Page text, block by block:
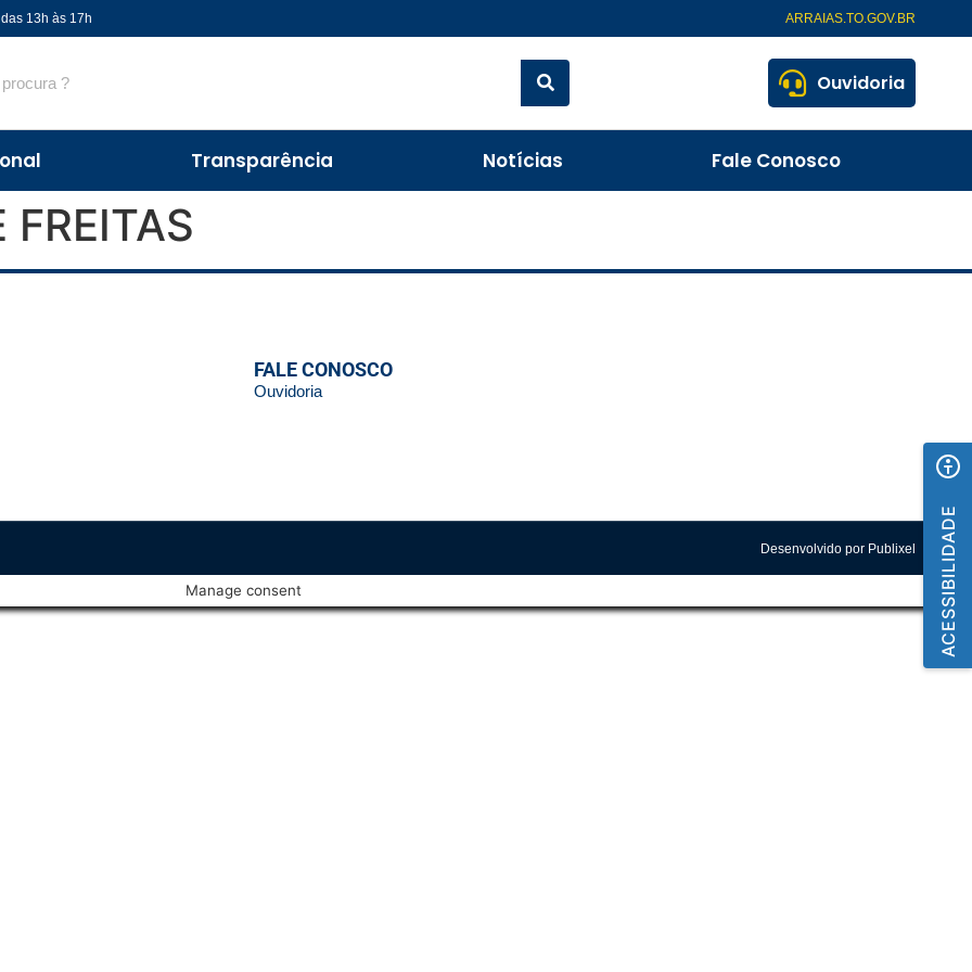
13h às 17h ARRAIAS.TO.GOV.BR
Ouvidoria
Transparência Notícias Fale Conosco
FALE CONOSCO
Ouvidoria
Desenvolvido por Publixel
Manage consent ACESSIBILIDADE